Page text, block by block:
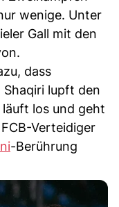
wenige. Unter
Gall mit den
dass
lupft den
läuft los und geht
Verteidiger
-Berührung